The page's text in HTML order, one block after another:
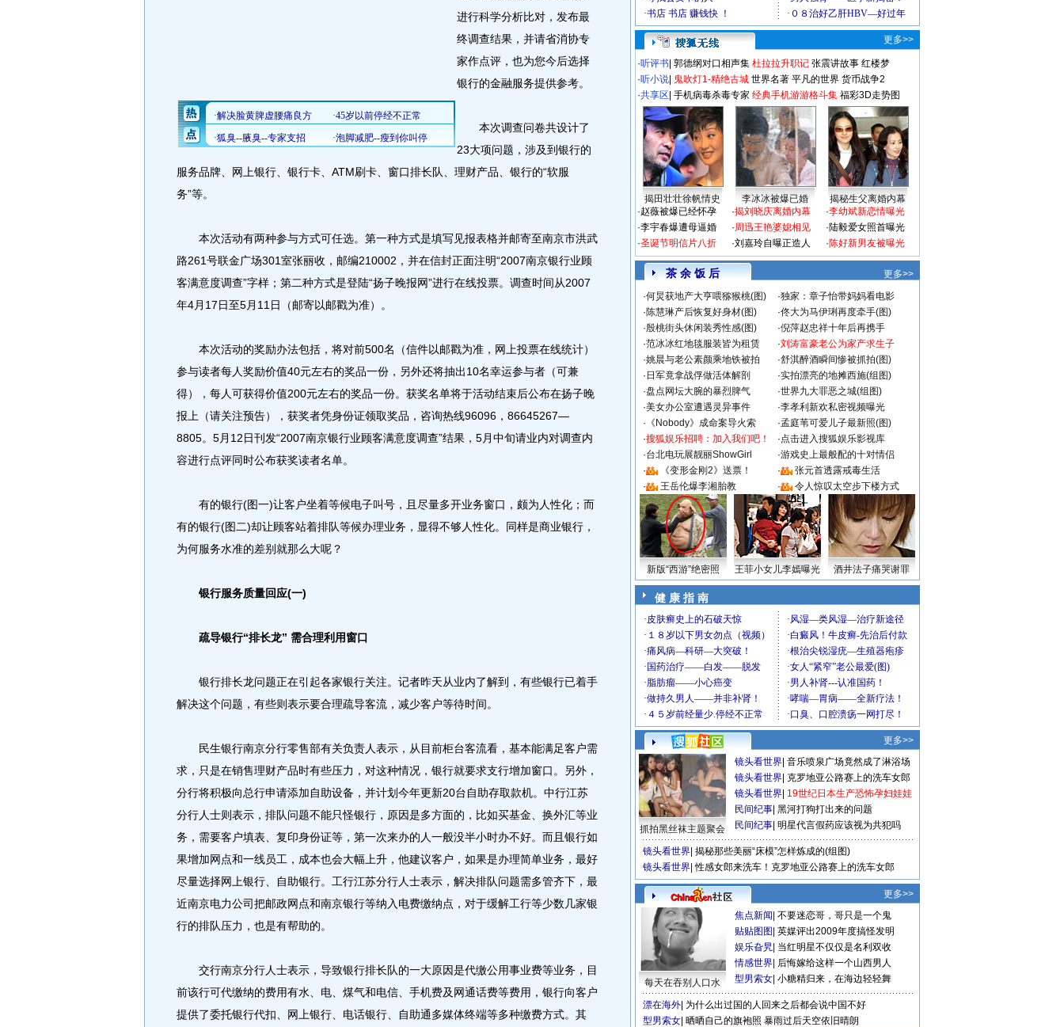
进行科学分析比对，发布最
终调查结果，并请省消协专
家作点评，也为您今后选择
银行的金融服务提供参考。
本次调查问卷共设计了
23大项问题，涉及到银行的
服务品牌、网上银行、银行卡、ATM刷卡、窗口排长队、理财产品、银行的“软服
务”等。
本次活动有两种参与方式可任选。第一种方式是填写见报表格并邮寄至南京市洪武
路261号联金广场301室张丽收，邮编210002，并在信封正面注明“2007南京银行业顾
客满意度调查”字样；第二种方式是登陆“扬子晚报网”进行在线投票。调查时间从2007
年4月17日至5月11日（邮寄以邮戳为准）。
本次活动的奖励办法包括，将对前500名（信件以邮戳为准，网上投票在线统计）
参与读者每人奖励价值40元左右的奖品一份，另外还将抽出10名幸运参与者（可兼
得），每人可获得价值200元左右的奖品一份。获奖名单将于活动结束后公布在扬子晚
报上（请关注预告），获奖者凭身份证领取奖品，咨询热线96096，86645267—
8805。5月12日刊发“2007南京银行业顾客满意度调查”结果，5月中旬请业内对调查内
容进行点评同时公布获奖读者名单。
有的银行(图一)让客户坐着等候电子叫号，且尽量多开业务窗口，颇为人性化；而
有的银行(图二)却让顾客站着排队等候办理业务，显得不够人性化。同样是商业银行，
为何服务水准的差别就那么大呢？
银行服务质量回应(一)
疏导银行“排长龙” 需合理利用窗口
银行排长龙问题正在引起各家银行关注。记者昨天从业内了解到，有些银行已着手
解决这个问题，有些则表示要合理疏导客流，减少客户等待时间。
民生银行南京分行零售部有关负责人表示，从目前柜台客流看，基本能满足客户需
求，只是在销售理财产品时有些压力，对这种情况，银行就要求支行增加窗口。另外，
分行将积极向总行申请添加自助设备，并计划今年更新20台自助存取款机。中行江苏
分行人士则表示，排队问题不能只怪银行，原因是多方面的，比如买基金、换外汇等业
务，需要客户填表、复印身份证等，第一次来办的人一般没半小时办不好。而且银行如
果增加网点和一线员工，成本也会大幅上升，他建议客户，如果是办理简单业务，最好
尽量选择网上银行、自助银行。工行江苏分行人士表示，解决排队问题需多管齐下，最
近南京电力公司把邮政网点和南京银行等纳入电费缴纳点，对于缓解工行等少数几家银
行的排队压力，也是有帮助的。
交行南京分行人士表示，导致银行排长队的一大原因是代缴公用事业费等业务，目
前该行可代缴纳的费用有水、电、煤气和电信、手机费及网通话费等费用，银行向客户
提供了委托银行代扣、网上银行、电话银行、自助通多媒体终端等多种缴费方式。其
更多>>
·听评书 郭德纲对口相声集 杜拉拉升职记 张震讲故事 红楼梦
·听小说 鬼吹灯1-精绝古城 世界名著 平凡的世界 货币战争2
·共享区 手机病毒杀毒专家 经典手机游游格斗集 福彩3D走势图
揭田壮壮徐帆情史 李冰冰被爆已婚
揭秘生父离婚内幕
·赵薇被爆已经怀孕
·李宇春爆遭母逼婚
·圣诞节明信片八折
·揭刘晓庆离婚内幕
·周迅王艳婆媳相见
·刘嘉玲自曝正造人
·李幼斌新恋情曝光
·陆毅爱女照首曝光
·陈好新男友被曝光
茶 余 饭 后
更多>>
·何炅获地产大亨喂猕猴桃(图) ·独家：章子怡带妈妈看电影
·陈慧琳产后恢复好身材(图) ·佟大为马伊琍再度牵手(图)
·殷桃街头休闲装秀性感(图) ·倪萍赵忠祥十年后再携手
·范冰冰红地毯服装皆为租赁 ·刘涛富豪老公为家产求生子
·姚晨与老公素颜乘地铁被拍 ·舒淇醉酒瞬间惨被抓拍(图)
· 日军竟拿战俘做活体解剖 ·实拍漂亮的地摊西施(组图)
·盘点网坛大腕的暴烈脾气 ·世界九大罪恶之城(组图)
·美女办公室遭遇灵异事件 ·李孝利新欢私密视频曝光
· 《Nobody》成命案导火索 ·孟庭苇可爱儿子最新照(图)
·搜狐娱乐招聘：加入我们吧！ ·点击进入搜狐娱乐影视库
·台北电玩展靓丽ShowGirl ·游戏史上最般配的十对情侣
·
《变形金刚2》送票！ ·
张元首透露戒毒生活
·
王岳伦爆李湘胎教 · 令人惊叹太空步下楼方式
新版“西游”绝密照 王菲小女儿李嫣曝光 酒井法子痛哭谢罪
健 康 指 南
更多>>
抓拍黑丝袜主题聚会
镜头看世界 音乐喷泉广场竟然成了淋浴场
镜头看世界 克罗地亚公路赛上的洗车女郎
镜头看世界 19世纪日本生产恐怖孕妇娃娃
民间纪事 黑河打狗打出来的问题
民间纪事 明星代言假药应该视为共犯吗
镜头看世界 揭秘那些美丽“床模”怎样炼成的(组图)
镜头看世界 性感女郎来洗车！克罗地亚公路赛上的洗车女郎
更多>>
每天在吞别人口水
焦点新闻 不要迷恋哥，哥只是一个鬼
贴贴图图 英媒评出2009年度搞怪发明
娱乐旮旯 当红明星不仅仅是名利双收
情感世界 后悔嫁给这样一个山西男人
型男索女 小糖精归来，在海边轻轻舞
漂在海外 为什么出过国的人回来之后都会说中国不好
型男索女 晒晒自己的旗袍照 暴雨过后天空依旧晴朗